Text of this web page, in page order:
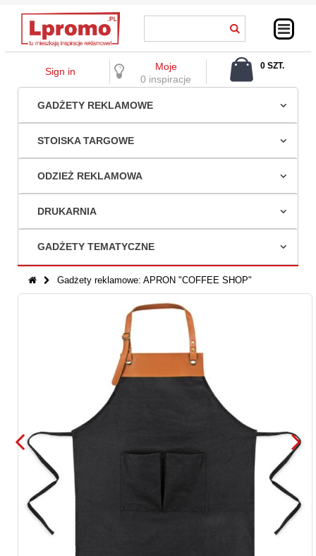
Sign in
Moje
0 inspiracje
0 SZT.
GADŻETY REKLAMOWE
STOISKA TARGOWE
ODZIEŻ REKLAMOWA
DRUKARNIA
GADŻETY TEMATYCZNE
Gadżety reklamowe: APRON "COFFEE SHOP"